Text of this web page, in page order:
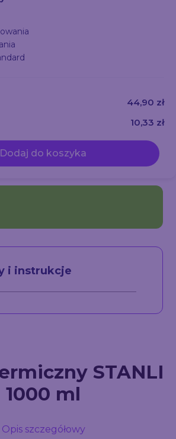
44,90 zł
10,33 zł
Dodaj do koszyka
i instrukcje
STANLI
1000 ml
Opis szczegółowy